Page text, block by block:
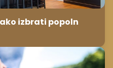
izbrati popoln